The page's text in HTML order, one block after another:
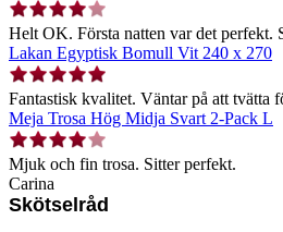
Helt OK. Första natten var det perfekt.
Lakan Egyptisk Bomull Vit 240 x 270
Fantastisk kvalitet. Väntar på att tvätta
Meja Trosa Hög Midja Svart 2-Pack L
Mjuk och fin trosa. Sitter perfekt.
Carina
Skötselråd